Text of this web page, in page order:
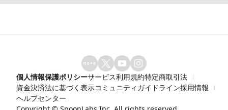
個人情報保護ポリシーサービス利用規約特定商取引法
資金決済法に基づく表示コミュニティガイドライン採用情報
ヘルプセンター